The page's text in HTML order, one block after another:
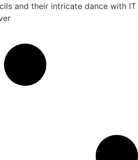
and their intricate dance with IT